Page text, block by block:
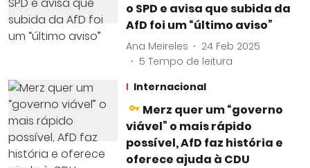
o SPD e avisa que subida da
AfD foi um “último aviso”
Ana Meireles
24 Feb 2025
5 Tempo de leitura
Internacional
Merz quer um “governo
viável” o mais rápido
possível, AfD faz história e
oferece ajuda à CDU